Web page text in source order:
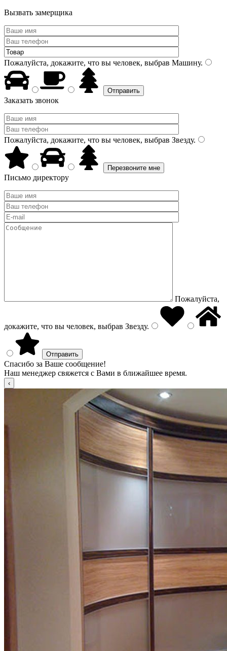
Вызвать замерщика
Пожалуйста, докажите, что вы человек, выбрав Машину.
Заказать звонок
Пожалуйста, докажите, что вы человек, выбрав Звезду.
Письмо директору
Пожалуйста,
докажите, что вы человек, выбрав Звезду.
Спасибо за Ваше сообщение!
Наш менеджер свяжется с Вами в ближайшее время.